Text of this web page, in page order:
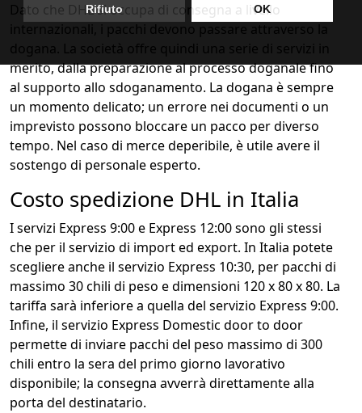
Dato che DHL si occupa di consegna a livello
internazionali, i pacchi devono passare attraverso la
dogana. La società offre quindi una serie di servizi in
merito, dalla preparazione al processo doganale fino
al supporto allo sdoganamento. La dogana è sempre
un momento delicato; un errore nei documenti o un
imprevisto possono bloccare un pacco per diverso
tempo. Nel caso di merce deperibile, è utile avere il
sostengo di personale esperto.
Costo spedizione DHL in Italia
I servizi Express 9:00 e Express 12:00 sono gli stessi
che per il servizio di import ed export. In Italia potete
scegliere anche il servizio Express 10:30, per pacchi di
massimo 30 chili di peso e dimensioni 120 x 80 x 80. La
tariffa sarà inferiore a quella del servizio Express 9:00.
Infine, il servizio Express Domestic door to door
permette di inviare pacchi del peso massimo di 300
chili entro la sera del primo giorno lavorativo
disponibile; la consegna avverrà direttamente alla
porta del destinatario.